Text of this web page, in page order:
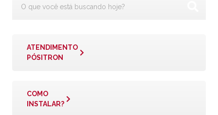
ATENDIMENTO
PÓSITRON
COMO
INSTALAR?